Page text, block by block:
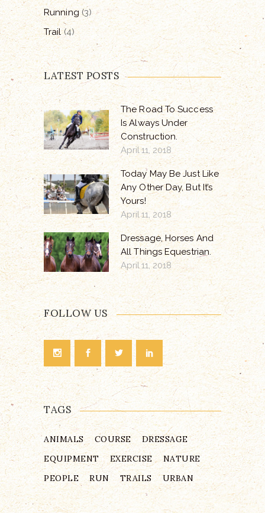
Running (3)
Trail(4)
LATEST POSTS
The Road To Success
Is Always Under
Construction.
April 11, 2018
Today May Be Just Like
Any Other Day, But It’s
Yours!
April 11, 2018
Dressage, Horses And
All Things Equestrian.
April 11, 2018
FOLLOW US
TAGS
ANIMALS COURSE
DRESSAGE
EQUIPMENT
EXERCISE
NATURE
PEOPLE
RUN TRAILS URBAN